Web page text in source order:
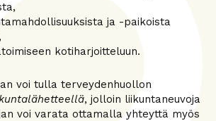
ja -paikoista
kotiharjoitteluun.
voi tulla terveydenhuollon
, jolloin liikuntaneuvoja
voi varata ottamalla yhteyttä myös